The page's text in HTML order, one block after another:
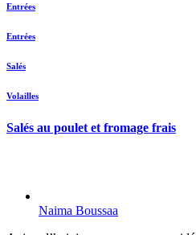
Entrées
Entrées
Salés
Volailles
Salés au poulet et fromage frais
Naima Boussaa